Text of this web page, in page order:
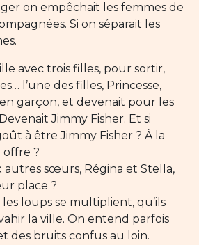
on empêchait les femmes de
Si on séparait les
avec trois filles, pour sortir,
l’une des filles, Princesse,
garçon, et devenait pour les
Jimmy Fisher. Et si
à être Jimmy Fisher ? À la
offre ?
autres sœurs, Régina et Stella,
place ?
loups se multiplient, qu’ils
la ville. On entend parfois
des bruits confus au loin.